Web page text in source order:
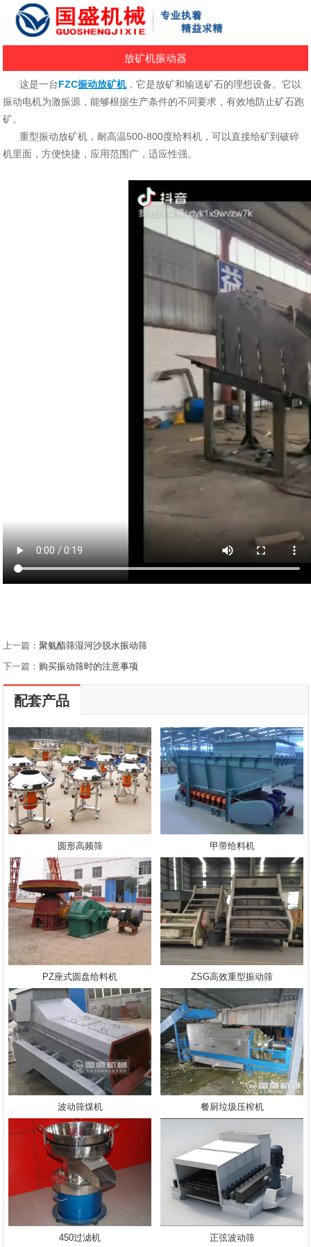
放矿机振动器
这是一台FZC振动放矿机，它是放矿和输送矿石的理想设备。它以
振动电机为激振源，能够根据生产条件的不同要求，有效地防止矿石跑
矿。
重型振动放矿机，耐高温500-800度给料机，可以直接给矿到破碎
机里面，方便快捷，应用范围广，适应性强。
上一篇：聚氨酯筛湿河沙脱水振动筛
下一篇： 购买振动筛时的注意事项
配套产品
圆形高频筛 甲带给料机
PZ座式圆盘给料机 ZSG高效重型振动筛
波动筛煤机 餐厨垃圾压榨机
450过滤机 正弦波动筛